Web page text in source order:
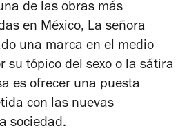
de las obras más
en México, La señora
una marca en el medio
su tópico del sexo o la sátira
es ofrecer una puesta
con las nuevas
sociedad.